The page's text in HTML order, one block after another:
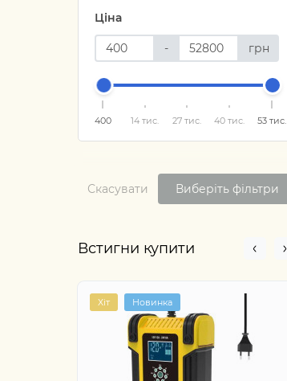
Ціна
- грн
400 14 тис. 27 тис. 40 тис. 53 тис.
Скасувати Виберіть фільтри
Встигни купити
Хіт Новинка